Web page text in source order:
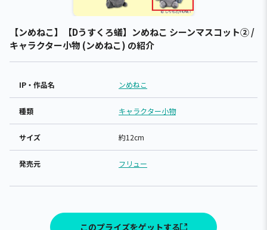
【ンめねこ】【Dうすくろ蟻】ンめねこ シーンマスコット② /
キャラクター小物 (ンめねこ) の紹介
IP・作品名 ンめねこ
種類 キャラクター小物
サイズ 約12cm
発売元 フリュー
このプライズをゲットする